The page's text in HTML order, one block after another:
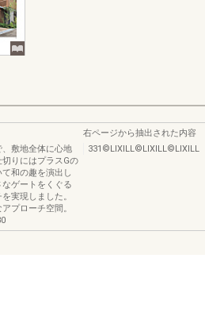
敷地全体に心地
りにはプラスGの
和の趣を演出し
ゲートをくぐる
実現しました。
プローチ空間。
右ページから抽出された内容
331©️LIXILL©️LIXILL©️LIXILL